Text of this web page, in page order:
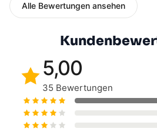
Alle Bewertungen ansehen
5,00
35 Bewertungen